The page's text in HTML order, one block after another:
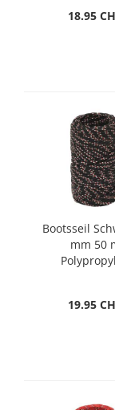
18.95
Bootsseil
mm 50
19.95